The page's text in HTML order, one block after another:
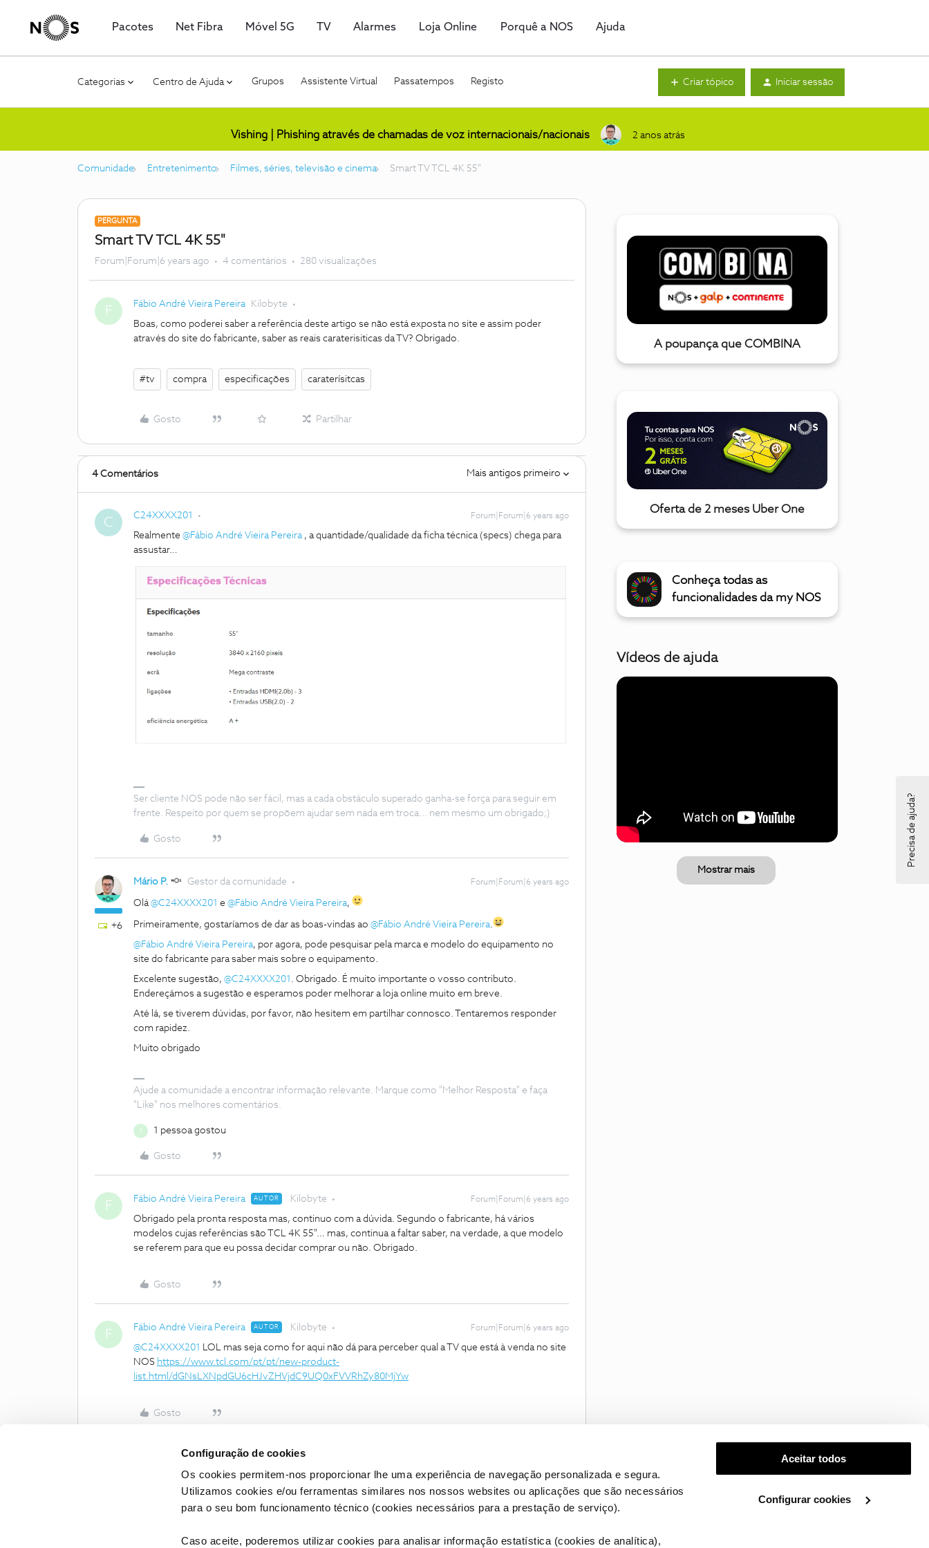
Configuração de cookies
Os cookies permitem-nos proporcionar lhe uma experiência de navegação personalizada e segura.
Utilizamos cookies e/ou ferramentas similares nos nossos websites ou aplicações que são necessários
para o seu bom funcionamento técnico (cookies necessários para a prestação de serviço).
Caso aceite, poderemos utilizar cookies para analisar informação estatística (cookies de analítica),
Aceitar todos
Configurar cookies
Pacotes Net Fibra Móvel 5G TV Alarmes Loja Online Porquê a NOS Ajuda
Categorias Centro de Ajuda Grupos Assistente Virtual Passatempos Registo Criar tópico Iniciar sessão
Vishing | Phishing através de chamadas de voz internacionais/nacionais 2 anos atrás
Comunidade Entretenimento Filmes, séries, televisão e cinema Smart TV TCL 4K 55"
PERGUNTA
Smart TV TCL 4K 55"
Forum|Forum|6 years ago 4 comentários 280 visualizações
F Fábio André Vieira Pereira Kilobyte
Boas, como poderei saber a referência deste artigo se não está exposta no site e assim poder
através do site do fabricante, saber as reais caraterisiticas da TV? Obrigado.
#tv compra especificações caraterísitcas
Gosto Partilhar
4 Comentários Mais antigos primeiro
C C24XXXX201 Forum|Forum|6 years ago
Realmente @Fábio André Vieira Pereira, a quantidade/qualidade da ficha técnica (specs) chega para
assustar…
Ser cliente NOS pode não ser fácil, mas a cada obstáculo superado ganha-se força para seguir em
frente. Respeito por quem se propõem ajudar sem nada em troca... nem mesmo um obrigado;)
Gosto
+6
Mário P. Gestor da comunidade Forum|Forum|6 years ago
Olá@C24XXXX201 e @Fábio André Vieira Pereira,
Primeiramente, gostaríamos de dar as boas-vindas ao @Fábio André Vieira Pereira.
@Fábio André Vieira Pereira, por agora, pode pesquisar pela marca e modelo do equipamento no
site do fabricante para saber mais sobre o equipamento.
Excelente sugestão, @C24XXXX201 . Obrigado. É muito importante o vosso contributo.
Endereçámos a sugestão e esperamos poder melhorar a loja online muito em breve.
Até lá, se tiverem dúvidas, por favor, não hesitem em partilhar connosco. Tentaremos responder
com rapidez.
Muito obrigado
Ajude a comunidade a encontrar informação relevante. Marque como "Melhor Resposta" e faça
"Like" nos melhores comentários.
1 pessoa gostou
Gosto
F Fábio André Vieira Pereira AUTOR Kilobyte Forum|Forum|6 years ago
Obrigado pela pronta resposta mas, continuo com a dúvida. Segundo o fabricante, há vários
modelos cujas referências são TCL 4K 55"… mas, continua a faltar saber, na verdade, a que modelo
se referem para que eu possa decidar comprar ou não. Obrigado.
Gosto
F Fábio André Vieira Pereira AUTOR Kilobyte Forum|Forum|6 years ago
@C24XXXX201 LOL mas seja como for aqui não dá para perceber qual a TV que está à venda no site
NOS https://www.tcl.com/pt/pt/new-product-
list.html/dGNsLXNpdGU6cHJvZHVjdC9UQ0xFVVRhZy80MjYw
Gosto
A poupança que COMBINA
Oferta de 2 meses Uber One
Conheça todas as
funcionalidades da my NOS
Vídeos de ajuda
Mostrar mais
Precisa de ajuda?